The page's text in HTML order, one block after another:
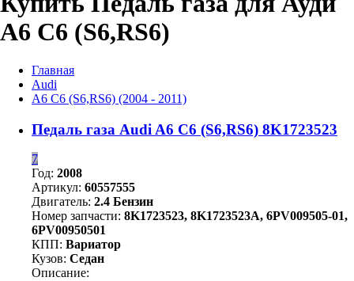
A6 C6 (S6,RS6)
Главная
Audi
A6 C6 (S6,RS6) (2004 - 2011)
Педаль газа Audi A6 C6 (S6,RS6) 8K1723523
7
Год: 2008
Артикул: 60557555
Двигатель: 2.4 Бензин
Номер запчасти: 8K1723523, 8K1723523A, 6PV009505-01,
6PV00950501
КПП: Вариатор
Кузов: Седан
Описание: